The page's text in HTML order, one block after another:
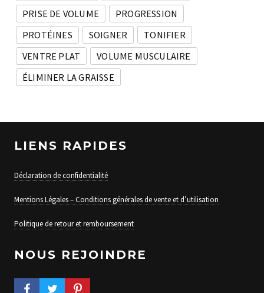
PRISE DE VOLUME
PROGRESSION
PROTÉINES
SOIGNER
TONIFIER
VENTRE PLAT
VOLUME MUSCULAIRE
ÉLIMINER LA GRAISSE
LIENS RAPIDES
Déclaration de confidentialité
Mentions Légales – Conditions générales de vente et d’utilisation
Politique de retour et remboursement
NOUS REJOINDRE
FACEBOOK PROFILE
TWITTER PROFILEPINTEREST PROFILE